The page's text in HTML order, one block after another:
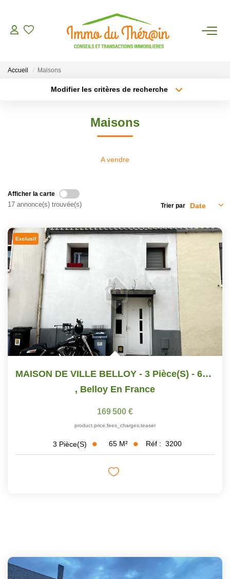
ESTIMER
Accueil Maisons
Modifier les critères de recherche
Maisons
A vendre
Afficher la carte
17 annonce(s) trouvée(s) Trier par
Exclusif
MAISON DE VILLE BELLOY - 3 Pièce(s) - 65 M2
, Belloy En France
169 500 €
product.price.fees_charges.teaser
3 Pièce(s) 65 M² Réf : 3200